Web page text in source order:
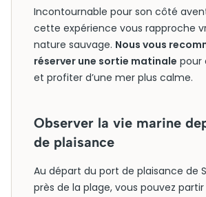
Incontournable pour son côté
cette expérience vous rapproche
nature sauvage. Nous vous
réserver une sortie matinale pour
et profiter d’une mer plus calme.
Observer la vie marine
de plaisance
Au départ du port de plaisance de
près de la plage, vous pouvez